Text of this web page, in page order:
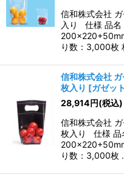
信和株式会社
入り 仕様 品名
り数：3,000枚
信和株式会社
枚入り [ガゼッ
28,914円(税込)
信和株式会社
枚入り 仕様 品
り数：3,000枚